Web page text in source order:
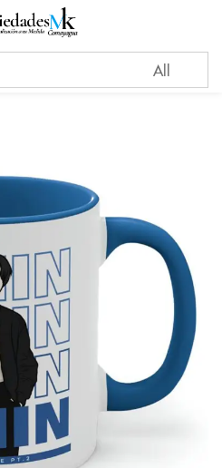
¿Ha perdido su contraseña?
SESIÓN
UNA CUENTA